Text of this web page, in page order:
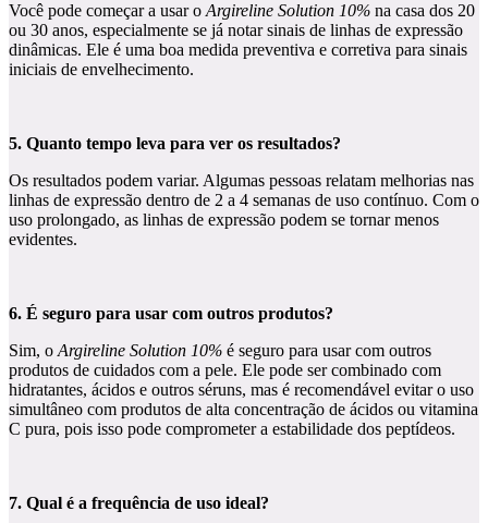
Você pode começar a usar o Argireline Solution 10% na casa dos 20
ou 30 anos, especialmente se já notar sinais de linhas de expressão
dinâmicas. Ele é uma boa medida preventiva e corretiva para sinais
iniciais de envelhecimento.
5. Quanto tempo leva para ver os resultados?
Os resultados podem variar. Algumas pessoas relatam melhorias nas
linhas de expressão dentro de 2 a 4 semanas de uso contínuo. Com o
uso prolongado, as linhas de expressão podem se tornar menos
evidentes.
6. É seguro para usar com outros produtos?
Sim, o Argireline Solution 10% é seguro para usar com outros
produtos de cuidados com a pele. Ele pode ser combinado com
hidratantes, ácidos e outros séruns, mas é recomendável evitar o uso
simultâneo com produtos de alta concentração de ácidos ou vitamina
C pura, pois isso pode comprometer a estabilidade dos peptídeos.
7. Qual é a frequência de uso ideal?